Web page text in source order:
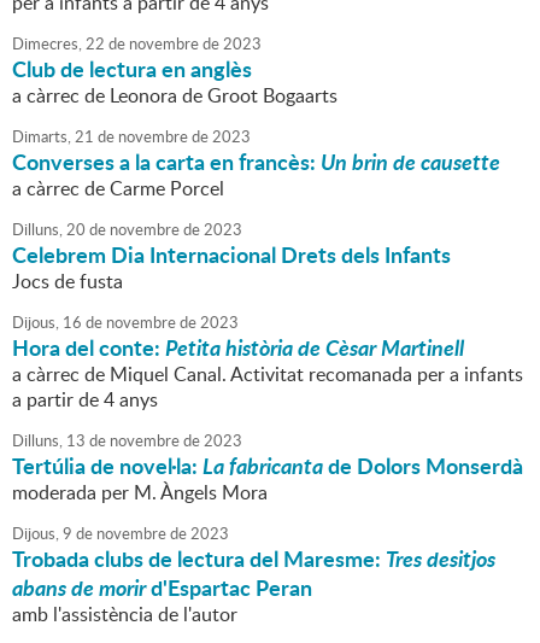
Dimecres,22 de novembrede2023
Club de lectura en anglès
a càrrec de Leonora de Groot Bogaarts
Dimarts,21 de novembrede2023
Converses a la carta en francès: Un brin de causette
a càrrec de Carme Porcel
Dilluns,20 de novembrede2023
Celebrem Dia Internacional Drets dels Infants
Jocs de fusta
Dijous, 16 de novembrede2023
Hora del conte:Petita història de Cèsar Martinell
a càrrec de Miquel Canal. Activitat recomanada per a infants
a partir de 4 anys
Dilluns, 13 de novembrede2023
Tertúlia de novel·la:La fabricantade Dolors Monserdà
moderada per M. Àngels Mora
Dijous,9 de novembrede2023
Trobada clubs de lectura del Maresme: Tres desitjos
abans de morird'Espartac Peran
amb l'assistència de l'autor